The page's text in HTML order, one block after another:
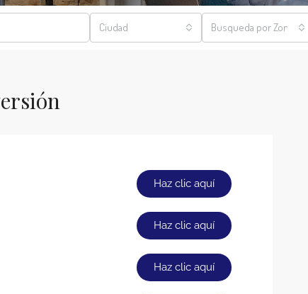
Ciudad Busqueda por Zona
Haz clic aquí
Haz clic aquí
Haz clic aquí